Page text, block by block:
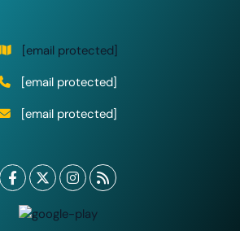
[email protected]
[email protected]
[email protected]